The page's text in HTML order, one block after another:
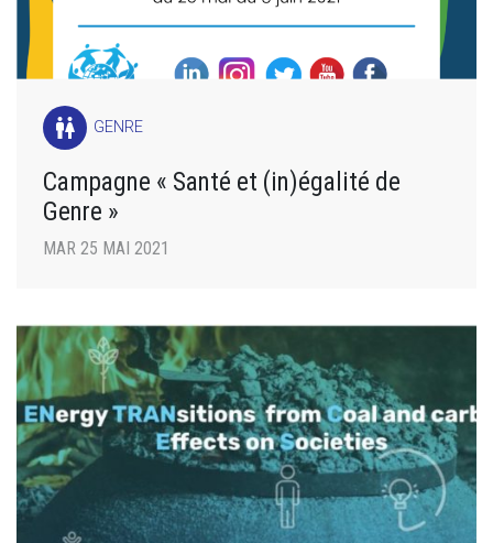
wc GENRE
Campagne « Santé et (in)égalité de
Genre »
MAR 25 MAI 2021